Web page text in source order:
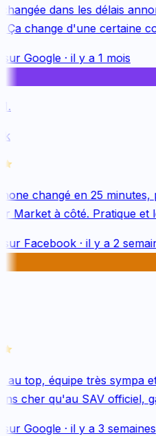
dans les délais
change d'une certaine
Google· il y a 1 mois
changé en 25 minutes,
Market à côté. Pratique et
Facebook· il y a 2
top, équipe très sympa
cher qu'au SAV officiel,
Google· il y a 3 semaines